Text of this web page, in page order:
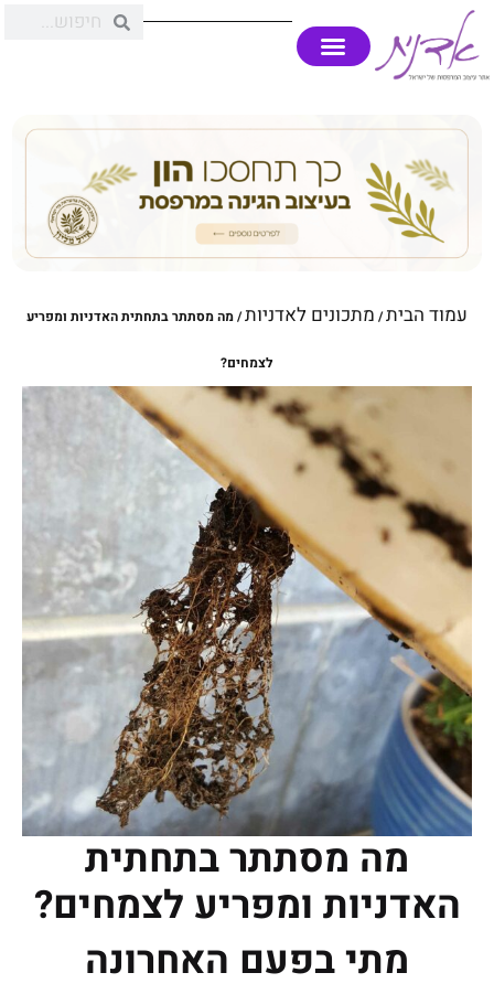
עמוד הבית/ מתכונים לאדניות/ מה מסתתר בתחתית האדניות ומפריע
לצמחים?
מה מסתתר בתחתית
האדניות ומפריע לצמחים?
מתי בפעם האחרונה